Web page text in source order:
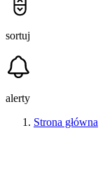
sortuj
alerty
Strona główna